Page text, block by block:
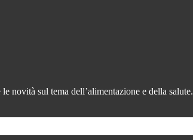
novità sul tema dell’alimentazione e della salute.